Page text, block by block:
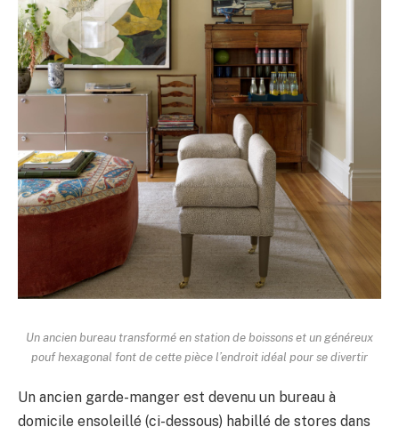
Un ancien bureau transformé en station de boissons et un généreux
pouf hexagonal font de cette pièce l’endroit idéal pour se divertir
Un ancien garde-manger est devenu un bureau à
domicile ensoleillé (ci-dessous) habillé de stores dans